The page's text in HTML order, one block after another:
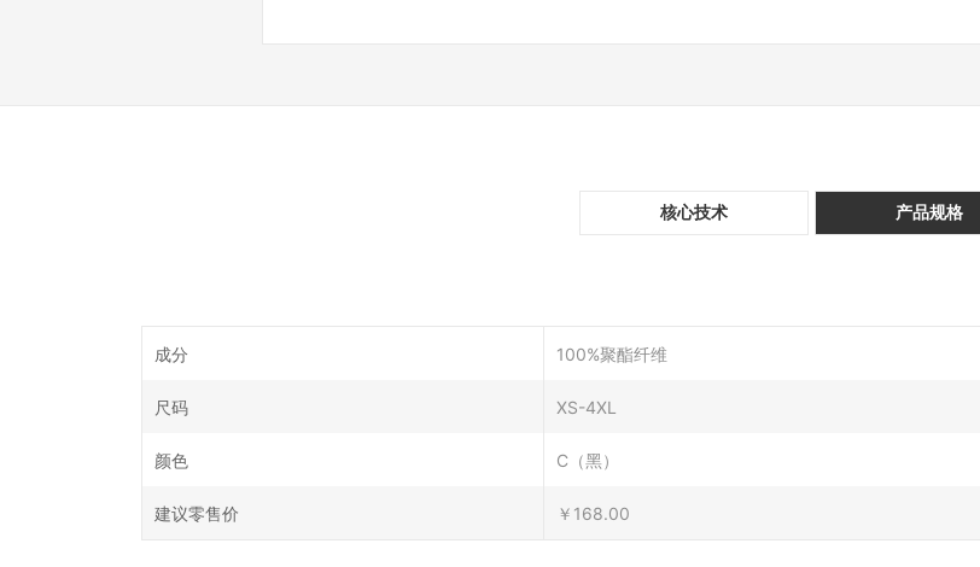
核心技术 产品规格
成分 100%聚酯纤维
尺码 XS-4XL
颜色 C（黑）
建议零售价 ￥168.00